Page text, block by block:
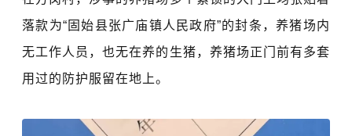
落款为“固始县张广庙镇人民政府”的封条，养猪场内
无工作人员，也无在养的生猪，养猪场正门前有多套
用过的防护服留在地上。